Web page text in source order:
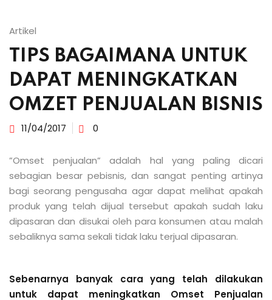
Artikel
TIPS BAGAIMANA UNTUK
DAPAT MENINGKATKAN
OMZET PENJUALAN BISNIS
11/04/2017 0
”Omset penjualan” adalah hal yang paling dicari
sebagian besar pebisnis, dan sangat penting artinya
bagi seorang pengusaha agar dapat melihat apakah
produk yang telah dijual tersebut apakah sudah laku
dipasaran dan disukai oleh para konsumen atau malah
sebaliknya sama sekali tidak laku terjual dipasaran.
Sebenarnya banyak cara yang telah dilakukan
untuk dapat meningkatkan Omset Penjualan